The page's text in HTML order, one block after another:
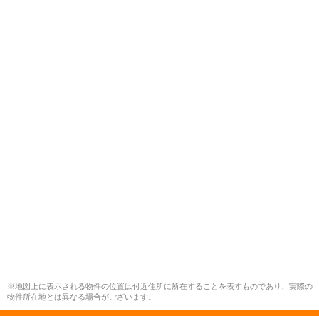
※地図上に表示される物件の位置は付近住所に所在することを表すものであり、実際の
物件所在地とは異なる場合がございます。